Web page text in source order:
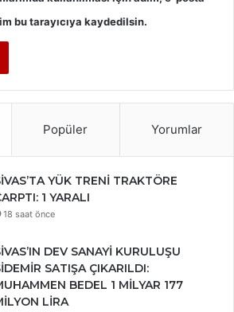
bu tarayıcıya kaydedilsin.
Popüler Yorumlar
YÜK TRENİ TRAKTÖRE
1 YARALI
18 saat önce
DEV SANAYİ KURULUŞU
SATIŞA ÇIKARILDI:
BEDEL 1 MİLYAR 177
LİRA